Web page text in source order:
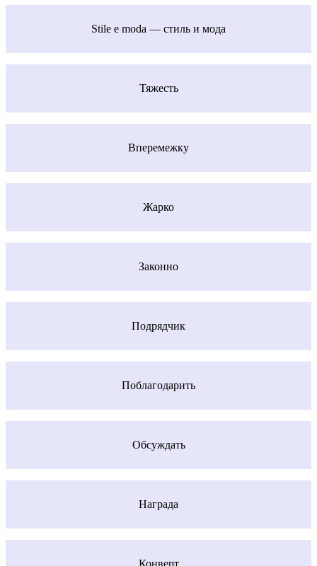
Stile e moda — стиль и мода
Тяжесть
Вперемежку
Жарко
Законно
Подрядчик
Поблагодарить
Обсуждать
Награда